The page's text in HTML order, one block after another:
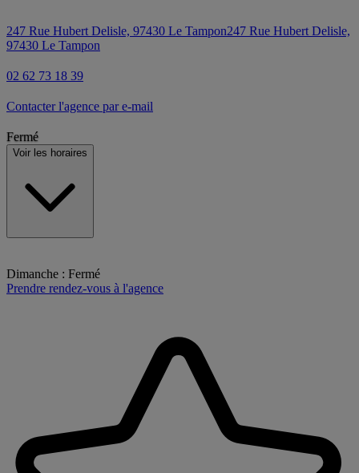
247 Rue Hubert Delisle, 97430 Le Tampon247 Rue Hubert Delisle,
97430 Le Tampon
02 62 73 18 39
Contacter l'agence par e-mail
Fermé
Voir les horaires
Dimanche : Fermé
Prendre rendez-vous à l'agence